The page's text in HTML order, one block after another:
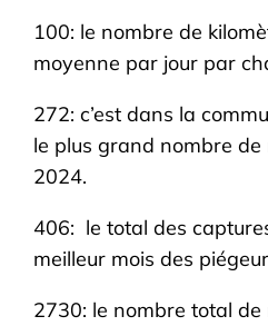
100: le nombre de
moyenne par jour par
272: c’est dans la
le plus grand nombre
2024.
406: le total des
meilleur mois des
2730: le nombre total